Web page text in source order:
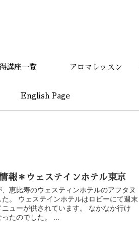
講座一覧 アロマレッスン
English Page
報＊ウェステインホテル東京
恵比寿のウェスティンホテルのアフタヌ
。 ウェステインホテルはロビーにて週末
ューが供されています。 なかなか行け
たのでした。 ...